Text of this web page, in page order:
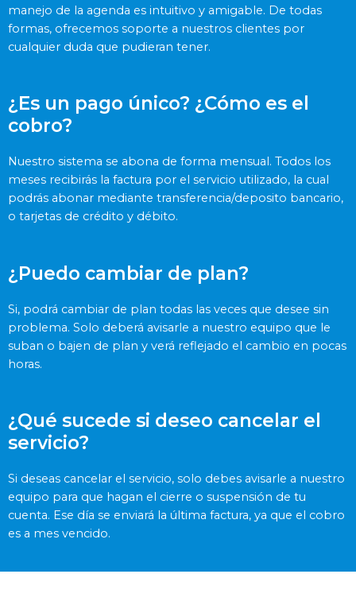
manejo de la agenda es intuitivo y amigable. De todas
formas, ofrecemos soporte a nuestros clientes por
cualquier duda que pudieran tener.
¿Es un pago único? ¿Cómo es el
cobro?
Nuestro sistema se abona de forma mensual. Todos los
meses recibirás la factura por el servicio utilizado, la cual
podrás abonar mediante transferencia/deposito bancario,
o tarjetas de crédito y débito.
¿Puedo cambiar de plan?
Si, podrá cambiar de plan todas las veces que desee sin
problema. Solo deberá avisarle a nuestro equipo que le
suban o bajen de plan y verá reflejado el cambio en pocas
horas.
¿Qué sucede si deseo cancelar el
servicio?
Si deseas cancelar el servicio, solo debes avisarle a nuestro
equipo para que hagan el cierre o suspensión de tu
cuenta. Ese día se enviará la última factura, ya que el cobro
es a mes vencido.